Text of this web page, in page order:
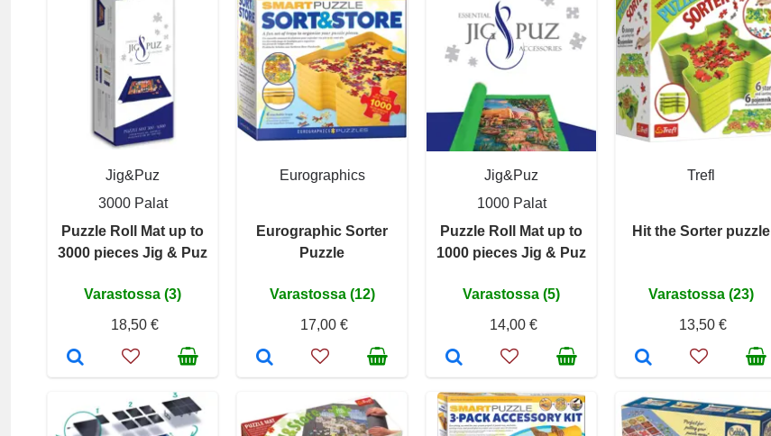
Jig&Puz
3000 Palat
Puzzle Roll Mat up to
3000 pieces Jig & Puz
Varastossa (3)
18,50 €
Eurographics
Eurographic Sorter
Puzzle
Varastossa (12)
17,00 €
Jig&Puz
1000 Palat
Puzzle Roll Mat up to
1000 pieces Jig & Puz
Varastossa (5)
14,00 €
Trefl
Hit the Sorter puzzle
Varastossa (23)
13,50 €